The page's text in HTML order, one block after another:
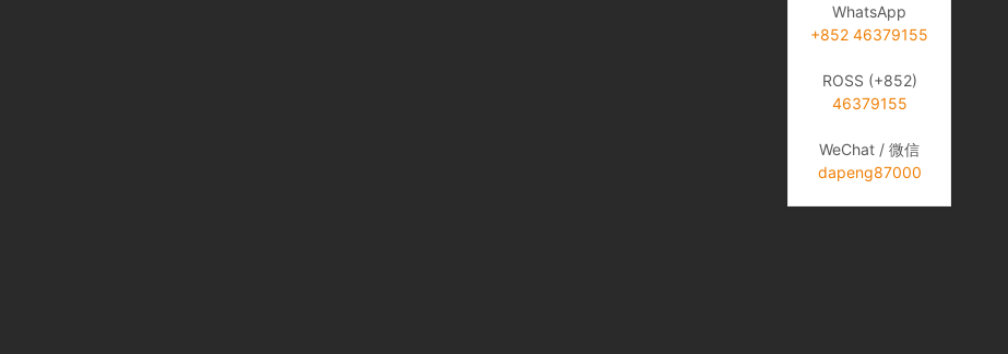
WhatsApp
+852 46379155
ROSS (+852)
46379155
WeChat / 微信
dapeng87000